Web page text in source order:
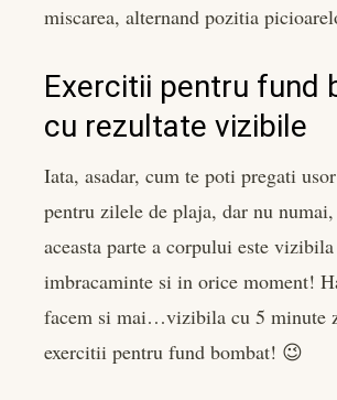
miscarea, alternand pozitia
Exercitii pentru fund
cu rezultate vizibile
Iata, asadar, cum te poti pregati
pentru zilele de plaja, dar nu
aceasta parte a corpului este
imbracaminte si in orice moment!
facem si mai…vizibila cu 5 minute
exercitii pentru fund bombat! 😉